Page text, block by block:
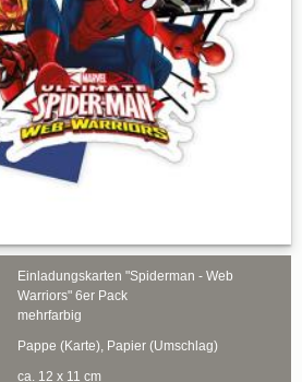
Einladungskarten "Spiderman - Web
Warriors" 6er Pack
mehrfarbig
Pappe (Karte), Papier (Umschlag)
ca. 12 x 11 cm